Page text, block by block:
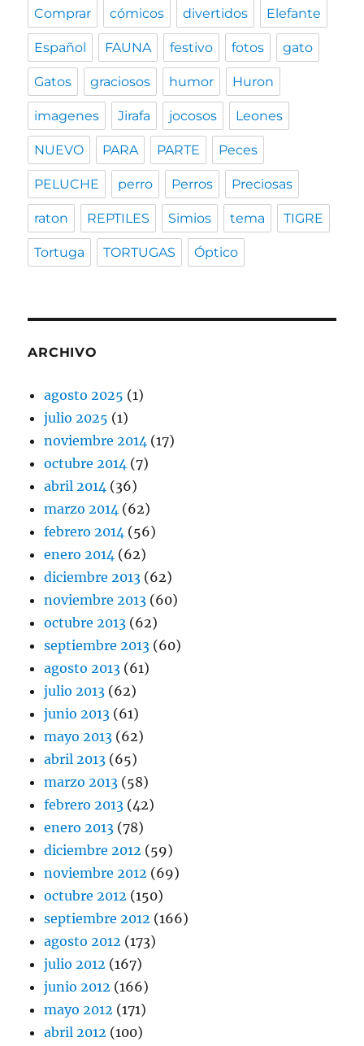
Comprar cómicos divertidos Elefante
Español FAUNA festivo fotos gato
Gatos graciosos humor Huron
imagenes Jirafa jocosos Leones
NUEVO PARA PARTE Peces
PELUCHE perro Perros Preciosas
raton REPTILES Simios tema TIGRE
Tortuga TORTUGAS Óptico
ARCHIVO
agosto 2025 (1)
julio 2025 (1)
noviembre 2014 (17)
octubre 2014 (7)
abril 2014 (36)
marzo 2014 (62)
febrero 2014 (56)
enero 2014 (62)
diciembre 2013 (62)
noviembre 2013 (60)
octubre 2013 (62)
septiembre 2013 (60)
agosto 2013 (61)
julio 2013 (62)
junio 2013 (61)
mayo 2013 (62)
abril 2013 (65)
marzo 2013 (58)
febrero 2013 (42)
enero 2013 (78)
diciembre 2012 (59)
noviembre 2012 (69)
octubre 2012 (150)
septiembre 2012 (166)
agosto 2012 (173)
julio 2012 (167)
junio 2012 (166)
mayo 2012 (171)
abril 2012 (100)